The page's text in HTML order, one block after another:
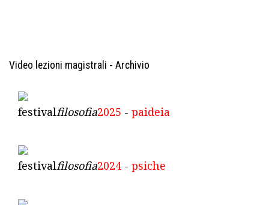
Video lezioni magistrali - Archivio
festivalfilosofia2025 - paideia
festivalfilosofia2024 - psiche